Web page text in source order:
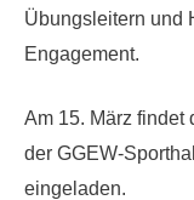
Übungsleitern und
Engagement.
Am 15. März findet
der GGEW-
eingeladen.